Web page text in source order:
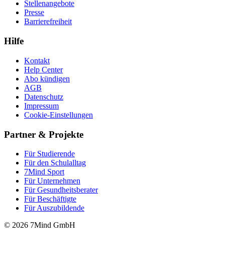
Stellenangebote
Presse
Barrierefreiheit
Hilfe
Kontakt
Help Center
Abo kündigen
AGB
Datenschutz
Impressum
Cookie-Einstellungen
Partner & Projekte
Für Stu­die­rende
Für den Schulalltag
7Mind Sport
Für Unter­neh­men
Für Gesund­heits­be­ra­ter
Für Beschäftigte
Für Auszubildende
© 2026 7Mind GmbH